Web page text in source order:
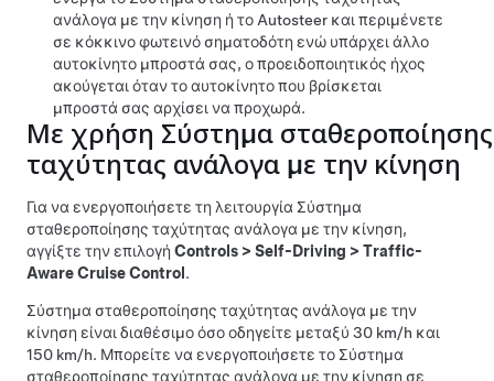
ανάλογα με την κίνηση ή το Autosteer και περιμένετε
σε κόκκινο φωτεινό σηματοδότη ενώ υπάρχει άλλο
αυτοκίνητο μπροστά σας, ο προειδοποιητικός ήχος
ακούγεται όταν το αυτοκίνητο που βρίσκεται
μπροστά σας αρχίσει να προχωρά.
Με χρήση Σύστημα σταθεροποίησης
ταχύτητας ανάλογα με την κίνηση
Για να ενεργοποιήσετε τη λειτουργία Σύστημα
σταθεροποίησης ταχύτητας ανάλογα με την κίνηση,
αγγίξτε την επιλογή Controls > Self-Driving > Traffic-
Aware Cruise Control .
Σύστημα σταθεροποίησης ταχύτητας ανάλογα με την
κίνηση είναι διαθέσιμο όσο οδηγείτε μεταξύ 30 km/h και
150 km/h. Μπορείτε να ενεργοποιήσετε το Σύστημα
σταθεροποίησης ταχύτητας ανάλογα με την κίνηση σε